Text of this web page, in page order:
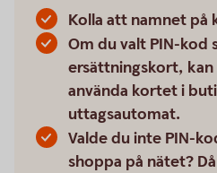
Kolla att namnet på
Om du valt PIN-kod
ersättningskort,
använda kortet i
uttagsautomat.
Valde du inte PIN-
shoppa på nätet?